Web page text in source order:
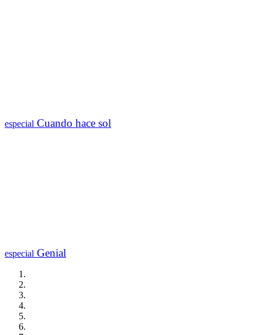
especial Cuando hace sol
especial Genial